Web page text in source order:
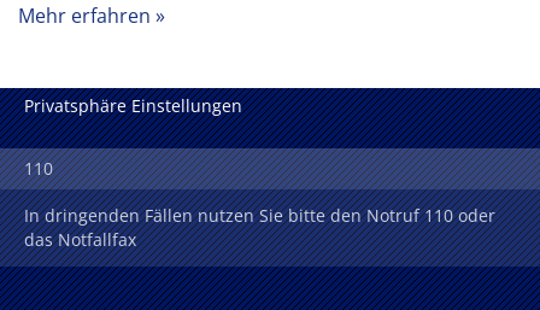
Mehr erfahren
Privatsphäre Einstellungen
110
In dringenden Fällen nutzen Sie bitte den Notruf 110 oder
das Notfallfax